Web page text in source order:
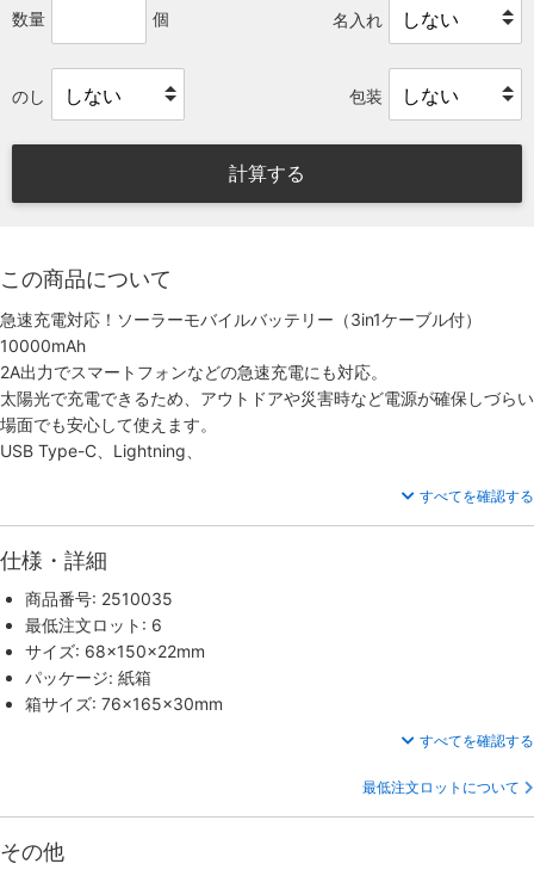
数量 個 名入れ
のし 包装
計算する
この商品について
急速充電対応！ソーラーモバイルバッテリー（3in1ケーブル付）
10000mAh
2A出力でスマートフォンなどの急速充電にも対応。
太陽光で充電できるため、アウトドアや災害時など電源が確保しづらい
場面でも安心して使えます。
USB Type-C、Lightning、
すべてを確認する
仕様・詳細
商品番号: 2510035
最低注文ロット: 6
サイズ: 68×150×22mm
パッケージ: 紙箱
箱サイズ: 76×165×30mm
すべてを確認する
最低注文ロットについて
その他